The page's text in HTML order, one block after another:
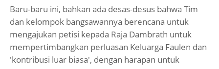
Baru-baru ini, bahkan ada desas-desus bahwa Tim
dan kelompok bangsawannya berencana untuk
mengajukan petisi kepada Raja Dambrath untuk
mempertimbangkan perluasan Keluarga Faulen dan
'kontribusi luar biasa', dengan harapan untuk